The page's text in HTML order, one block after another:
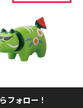
フォロー！